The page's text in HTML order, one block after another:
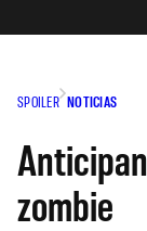
SPOILER NOTICIAS
zombie